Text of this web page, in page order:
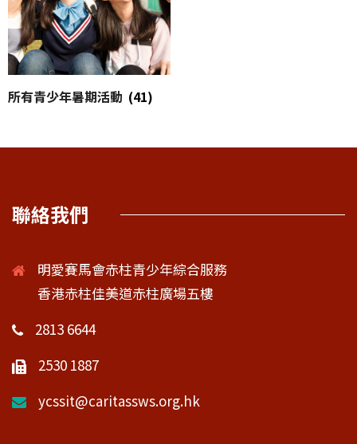
所有青少年暑期活動 (41)
聯絡我們
明愛賽馬會赤柱青少年綜合服務
香港赤柱佳美道赤柱廣場五樓
2813 6644
2530 1887
ycssit@caritassws.org.hk